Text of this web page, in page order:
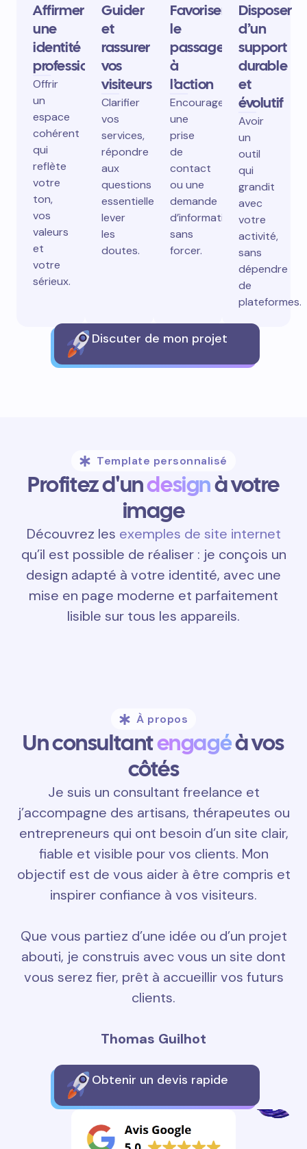
Affirmer
une
identité
professionnelle
Offrir
un
espace
cohérent
qui
reflète
votre
ton,
vos
valeurs
et
votre
sérieux.
Guider
et
rassurer
vos
visiteurs
Clarifier
vos
services,
répondre
aux
questions
essentielles,
lever
les
doutes.
Favoriser
le
passage
à
l’action
Encourager
une
prise
de
contact
ou une
demande
d’information
sans
forcer.
Disposer
d’un
support
durable
et
évolutif
Avoir
un
outil
qui
grandit
avec
votre
activité,
sans
dépendre
de
plateformes.
Discuter de mon projet
Template personnalisé
Profitez d'undesignà votre
image
Découvrez les exemples de site internet
qu’il est possible de réaliser : je conçois un
design adapté à votre identité, avec une
mise en page moderne et parfaitement
lisible sur tous les appareils.
À propos
Un consultantengagéà vos
côtés
Je suis un consultant freelance et
j’accompagne des artisans, thérapeutes ou
entrepreneurs qui ont besoin d’un site clair,
fiable et visible pour vos clients. Mon
objectif est de vous aider à être compris et
inspirer confiance à vos visiteurs.
Que vous partiez d’une idée ou d’un projet
abouti, je construis avec vous un site dont
vous serez fier, prêt à accueillir vos futurs
clients.
Thomas Guilhot
Obtenir un devis rapide